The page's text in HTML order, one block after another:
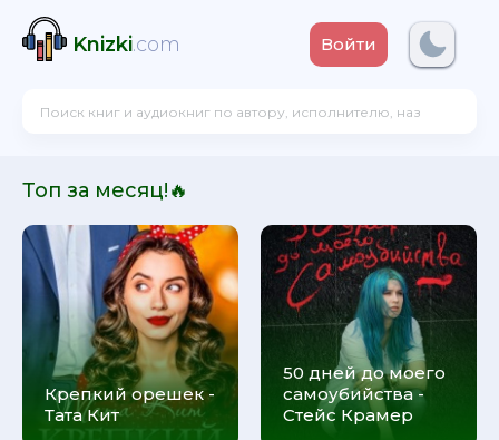
Knizki.com Войти
Топ за месяц!🔥
Крепкий орешек -
Тата Кит
50 дней до моего
самоубийства -
Стейс Крамер